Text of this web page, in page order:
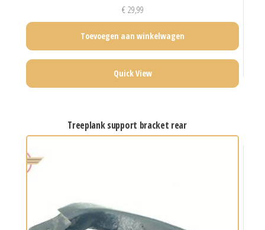
€29,99
Toevoegen aan winkelwagen
Quick View
treeplank support bracket rear